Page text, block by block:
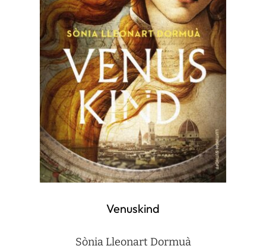
Venuskind
Sònia Lleonart Dormuà